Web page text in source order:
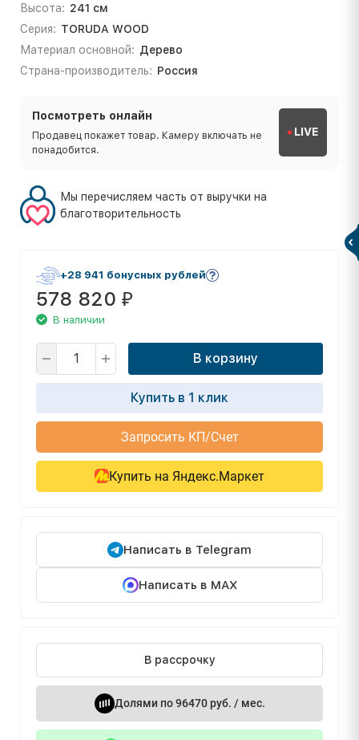
Высота: 241 см
Серия: TORUDA WOOD
Материал основной: Дерево
Страна-производитель: Россия
Посмотреть онлайн
Продавец покажет товар. Камеру включать не
понадобится.
LIVE
Мы перечисляем часть от выручки на
благотворительность
+28 941 бонусных рублей
578 820 ₽
В наличии
В корзину
Купить в 1 клик
Запросить КП/Счет
Купить на Яндекс.Маркет
Написать в Telegram
Написать в MAX
В рассрочку
Долями по 96470 руб. / мес.